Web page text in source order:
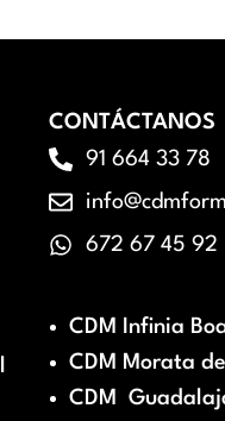
CONTÁCTANOS
91 664 33 78
672 67 45 92
CDM Infinia
CDM Morata
CDM